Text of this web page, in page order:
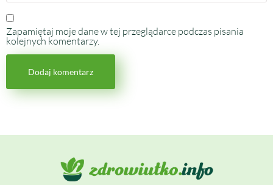
Zapamiętaj moje dane w tej przeglądarce podczas pisania
kolejnych komentarzy.